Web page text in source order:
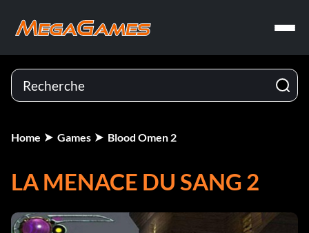
Home Games Blood Omen 2
LA MENACE DU SANG 2